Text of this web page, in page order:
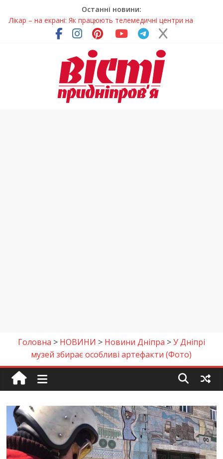
Останні новини:
Лікар – на екрані: Як працюють телемедичні центри на
Дніпропетровщині
У Дніпрі триває масштабна підготовка до опалювального
Пошуки тривають: на Дніпропетровщині досліджують місце
розташування легендарного монастиря (Фото)
Ветерани Дніпропетровщини отримують шанс на власне
Головна > НОВИНИ > Новини Дніпра >У Дніпрі
музей збирає особливі артефакти (Фото)